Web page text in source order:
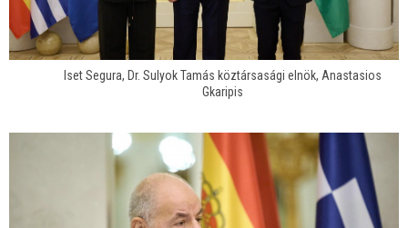
Iset Segura, Dr. Sulyok Tamás köztársasági elnök, Anastasios
Gkaripis